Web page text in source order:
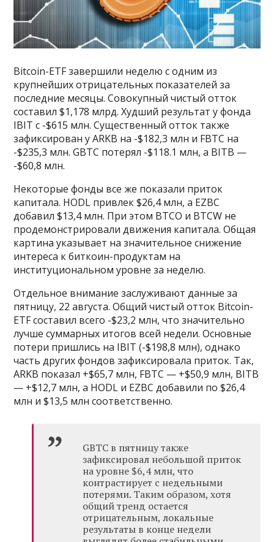
Bitcoin-ETF завершили неделю с одним из
крупнейших отрицательных показателей за
последние месяцы. Совокупный чистый отток
составил $1,178 млрд. Худший результат у фонда
IBIT с -$615 млн. Существенный отток также
зафиксирован у ARKB на -$182,3 млн и FBTC на
-$235,3 млн. GBTC потерял -$118.1 млн, а BITB —
-$60,8 млн.
Некоторые фонды все же показали приток
капитала. HODL привлек $26,4 млн, а EZBC
добавил $13,4 млн. При этом BTCO и BTCW не
продемонстрировали движения капитала. Общая
картина указывает на значительное снижение
интереса к биткоин-продуктам на
институциональном уровне за неделю.
Отдельное внимание заслуживают данные за
пятницу, 22 августа. Общий чистый отток Bitcoin-
ETF составил всего -$23,2 млн, что значительно
лучше суммарных итогов всей недели. Основные
потери пришлись на IBIT (-$198,8 млн), однако
часть других фондов зафиксировала приток. Так,
ARKB показал +$65,7 млн, FBTC — +$50,9 млн, BITB
— +$12,7 млн, а HODL и EZBC добавили по $26,4
млн и $13,5 млн соответственно.
GBTC в пятницу также
зафиксировал небольшой приток
на уровне $6,4 млн, что
контрастирует с недельными
потерями. Таким образом, хотя
общий тренд остается
отрицательным, локальные
результаты в конце недели